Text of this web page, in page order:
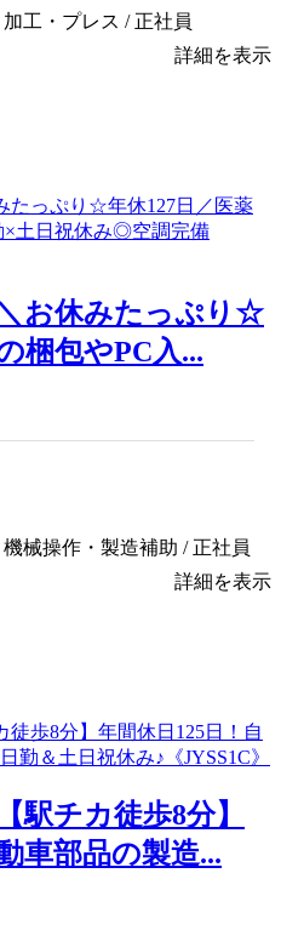
工・プレス / 正社員
詳細を表示
＼お休みたっぷり☆
梱包やPC入...
械操作・製造補助 / 正社員
詳細を表示
駅チカ徒歩8分】
車部品の製造...